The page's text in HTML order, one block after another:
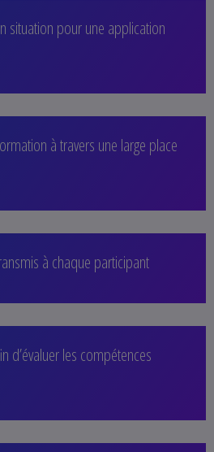
situation pour une application
à travers une large place
à chaque participant
d’évaluer les compétences